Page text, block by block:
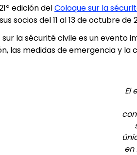
edición delColoque sur la
socios del 11 al 13 de octubre
sur la sécurité civile es un evento
las medidas de emergencia y la
El
en